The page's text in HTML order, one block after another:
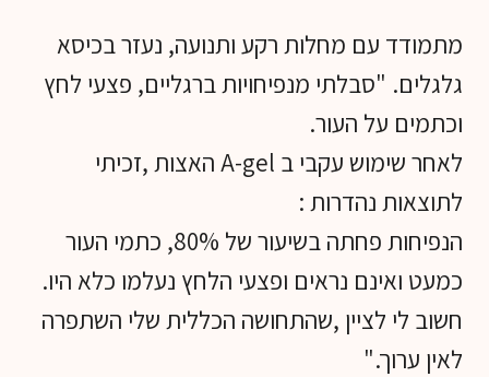
מתמודד עם מחלות רקע ותנועה, נעזר בכיסא
גלגלים. "סבלתי מנפיחויות ברגליים, פצעי לחץ
וכתמים על העור.
לאחר שימוש עקבי ב A-gel האצות ,זכיתי
לתוצאות נהדרות :
הנפיחות פחתה בשיעור של 80%, כתמי העור
כמעט ואינם נראים ופצעי הלחץ נעלמו כלא היו.
חשוב לי לציין ,שהתחושה הכללית שלי השתפרה
לאין ערוך."